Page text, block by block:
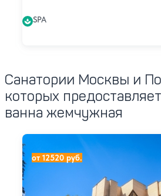
SPA
Санатории Москвы и
которых
ванна жемчужная
Санаторий Введенское (ex.
от 12520 руб.